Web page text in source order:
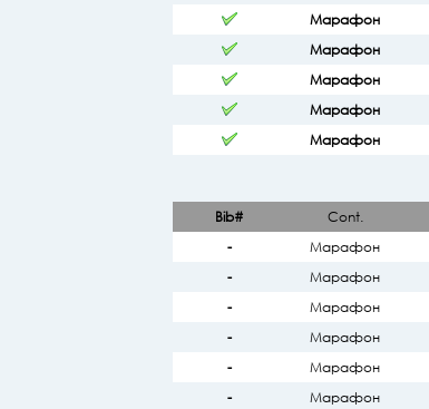
Марафон
Марафон
Марафон
Марафон
Марафон
Bib# Cont.
-
Марафон
-
Марафон
-
Марафон
-
Марафон
-
Марафон
-
Марафон